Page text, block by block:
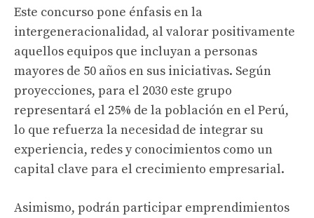
Este concurso pone énfasis en la
intergeneracionalidad, al valorar positivamente
aquellos equipos que incluyan a personas
mayores de 50 años en sus iniciativas. Según
proyecciones, para el 2030 este grupo
representará el 25% de la población en el Perú,
lo que refuerza la necesidad de integrar su
experiencia, redes y conocimientos como un
capital clave para el crecimiento empresarial.
Asimismo, podrán participar emprendimientos